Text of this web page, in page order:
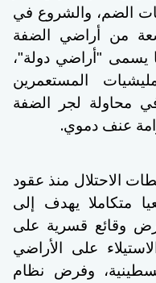
الضم، والشروع في
من أراضي الضفة
يسمى "أراضي دولة"،
المستعمرين
محاولة لجر الضفة
عنف دموي.
الاحتلال منذ عقود
متكاملا يهدف إلى
وقائع قسرية على
على الأراضي
وفرض نظام